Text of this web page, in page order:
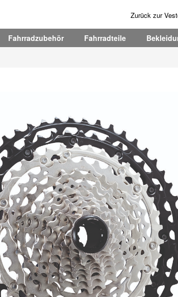
Zurück zur
Fahrradzubehör Fahrradteile